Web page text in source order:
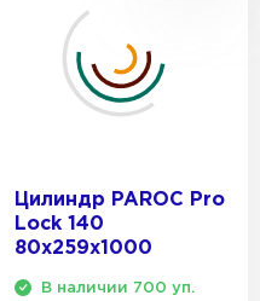
Цилиндр PAROC Pro
Lock 140
80х259х1000
В наличии 700 уп.